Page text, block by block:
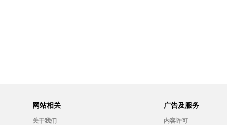
网站相关
关于我们
广告及服务
内容许可